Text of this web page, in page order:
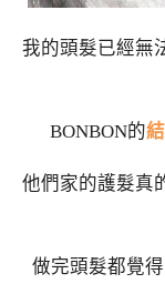
我的頭髮已經無
BONBON的
他們家的護髮真
做完頭髮都覺